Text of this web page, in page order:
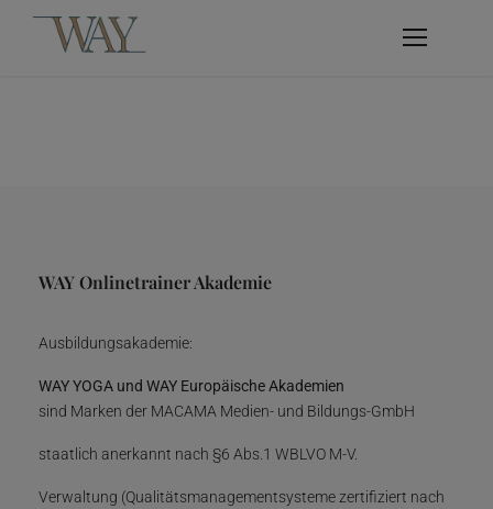
WAY Onlinetrainer Akademie
Ausbildungsakademie:
WAY YOGA und WAY Europäische Akademien
sind Marken der MACAMA Medien- und Bildungs-GmbH
staatlich anerkannt nach §6 Abs.1 WBLVO M-V.
Verwaltung (Qualitätsmanagementsysteme zertifiziert nach